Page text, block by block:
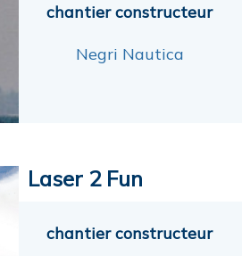
chantier constructeur
Negri Nautica
Laser 2 Fun
chantier constructeur